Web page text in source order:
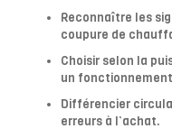
Reconnaître les
coupure de
Choisir selon la
un
Différencier
erreurs à l’achat.